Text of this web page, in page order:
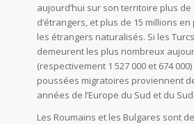
aujourd’hui sur son territoire plus de
d’étrangers, et plus de 15 millions
les étrangers naturalisés. Si les
demeurent les plus nombreux
(respectivement 1 527 000 et 674
poussées migratoires proviennent
années de l’Europe du Sud et du
Les Roumains et les Bulgares sont